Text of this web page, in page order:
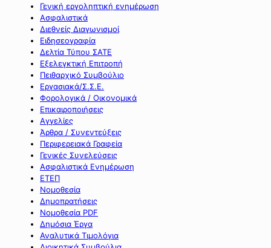
Γενική εργοληπτική ενημέρωση
Ασφαλιστικά
Διεθνείς Διαγωνισμοί
Ειδησεογραφία
Δελτία Τύπου ΣΑΤΕ
Εξελεγκτική Επιτροπή
Πειθαρχικό Συμβούλιο
Εργασιακά/Σ.Σ.Ε.
Φορολογικά / Οικονομικά
Επικαιροποιήσεις
Αγγελίες
Άρθρα / Συνεντεύξεις
Περιφερειακά Γραφεία
Γενικές Συνελεύσεις
Ασφαλιστικά Ενημέρωση
ΕΤΕΠ
Νομοθεσία
Δημοπρατήσεις
Νομοθεσία PDF
Δημόσια Έργα
Αναλυτικά Τιμολόγια